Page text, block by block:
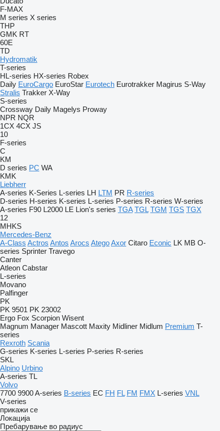
F-MAX
M series X series
THP
GMK RT
60E
TD
Hydromatik
T-series
HL-series HX-series Robex
Daily EuroCargo EuroStar Eurotech Eurotrakker Magirus S-Way
Stralis Trakker X-Way
S-series
Crossway Daily Magelys Proway
NPR NQR
1CX 4CX JS
10
F-series
C
KM
D series PC WA
KMK
Liebherr
A-series K-Series L-series LH LTM PR R-series
D-series H-series K-series L-series P-series R-series W-series
A-series F90 L2000 LE Lion's series TGA TGL TGM TGS TGX
12
MHKS
Mercedes-Benz
A-Class Actros Antos Arocs AtegoAxor Citaro Econic LK MB O-
series Sprinter Travego
Canter
Atleon Cabstar
L-series
Movano
Palfinger
PK
PK 9501 PK 23002
Ergo Fox Scorpion Wisent
Magnum Manager Mascott Maxity Midliner Midlum Premium T-
series
Rexroth Scania
G-series K-series L-series P-series R-series
SKL
Alpino Urbino
A-series TL
Volvo
7700 9900A-series B-series EC FH FL FM FMX L-series VNL
V-series
прикажи се
Локација
Пребарување во радиус